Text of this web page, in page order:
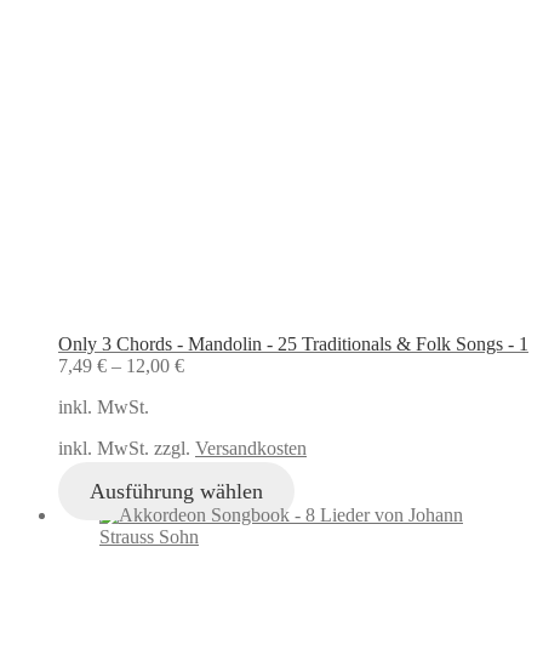
Only 3 Chords - Mandolin - 25 Traditionals & Folk Songs - 1
7,49 € – 12,00 €
inkl. MwSt.
inkl. MwSt. zzgl. Versandkosten
Ausführung wählen